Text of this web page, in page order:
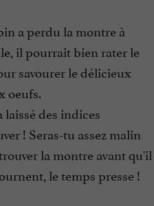
a perdu la montre à
il pourrait bien rater le
savourer le délicieux
oeufs.
des indices
! Seras-tu assez malin
la montre avant qu'il
le temps presse !